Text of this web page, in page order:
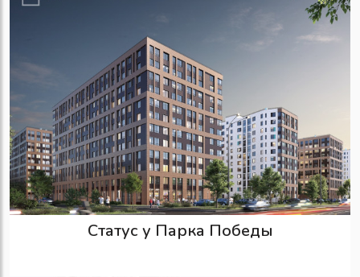
Статус у Парка Победы